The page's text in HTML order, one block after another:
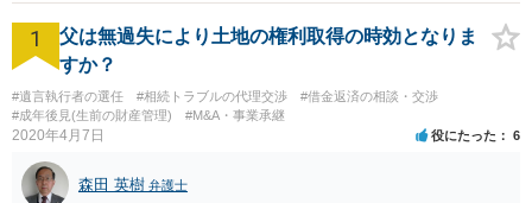
1
父は無過失により土地の権利取得の時効となりま
すか？
#遺言執行者の選任 #相続トラブルの代理交渉
#借金返済の相談・交渉
#成年後見(生前の財産管理)
#M&A・事業承継
2020年4月7日 役にたった 6
森田 英樹 弁護士